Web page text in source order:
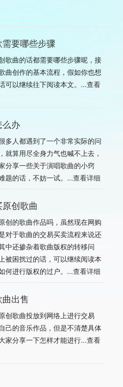
要哪些步骤
歌曲的话都需要哪些步骤呢，接
曲创作的基本流程，假如你也想
可以继续往下阅读本文。...查看
办
多人都遇到了一个非常实际的问
就算用尽全身力气也喊不上去，
分享一些关于演唱歌曲的小窍
题的话，不妨一试。...查看详细
创歌曲
创的歌曲作品吗，虽然现在网购
对于歌曲的交易买卖流程来说还
中还掺杂着歌曲版权的转移问
被困扰过的话，可以继续阅读本
何进行版权的过户。...查看详细
出售
创歌曲投放到网络上进行交易
己的音乐作品，但是不清楚具体
家分享一下怎样才能进行...查看